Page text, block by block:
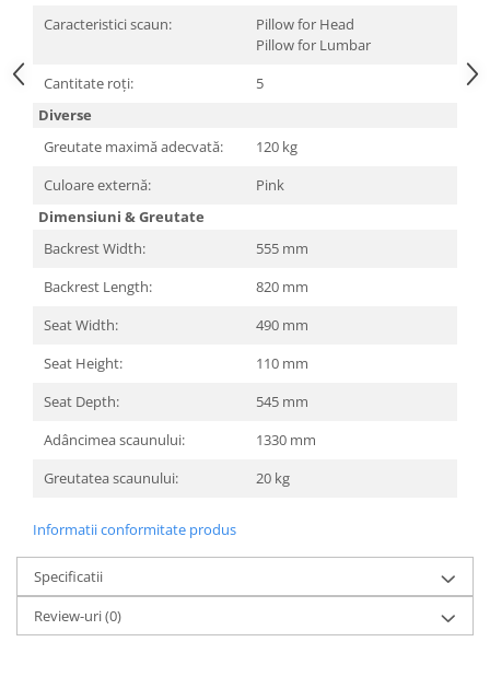
Imprimante
Imprimante 3D
TV, Multimedia & Electronice
Televizoare & accesorii
Multiboard & Accessorii
Multimedia
Cloud si Aplicatii SaaS
Sisteme Videoconferinta
Securitate Date
Firewall
Antivirus
Caracteristici scaun:
Pillow for Head
Pillow for Lumbar
Cantitate roți:
5
Diverse
Greutate maximă adecvată:
120 kg
Culoare externă:
Pink
Dimensiuni & Greutate
Backrest Width:
555 mm
Backrest Length:
820 mm
Seat Width:
490 mm
Seat Height:
110 mm
Seat Depth:
545 mm
Adâncimea scaunului:
1330 mm
Greutatea scaunului:
20 kg
Informatii conformitate produs
Specificatii
Review-uri(0)